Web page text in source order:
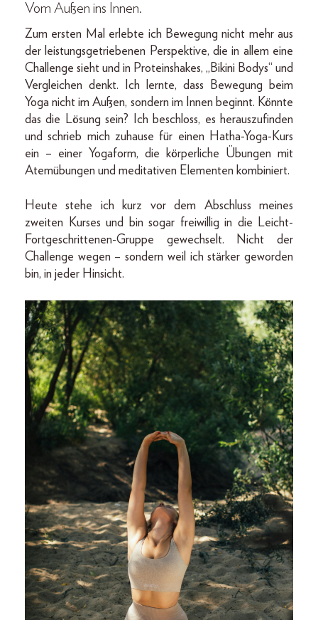
Vom Außen ins Innen.
Zum ersten Mal erlebte ich Bewegung nicht mehr aus
der leistungsgetriebenen Perspektive, die in allem eine
Challenge sieht und in Proteinshakes, „Bikini Bodys“ und
Vergleichen denkt. Ich lernte, dass Bewegung beim
Yoga nicht im Außen, sondern im Innen beginnt. Könnte
das die Lösung sein? Ich beschloss, es herauszufinden
und schrieb mich zuhause für einen Hatha-Yoga-Kurs
ein – einer Yogaform, die körperliche Übungen mit
Atemübungen und meditativen Elementen kombiniert.
Heute stehe ich kurz vor dem Abschluss meines
zweiten Kurses und bin sogar freiwillig in die Leicht-
Fortgeschrittenen-Gruppe gewechselt. Nicht der
Challenge wegen – sondern weil ich stärker geworden
bin, in jeder Hinsicht.